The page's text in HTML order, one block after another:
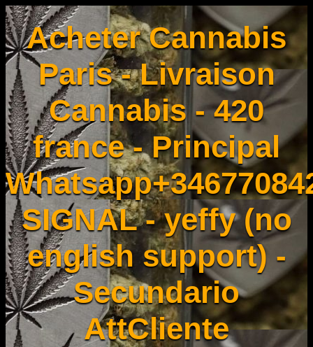
Acheter Cannabis
Paris - Livraison
Cannabis - 420
france - Principal
SIGNAL - yeffy (no
english support) -
Secundario
AttCliente